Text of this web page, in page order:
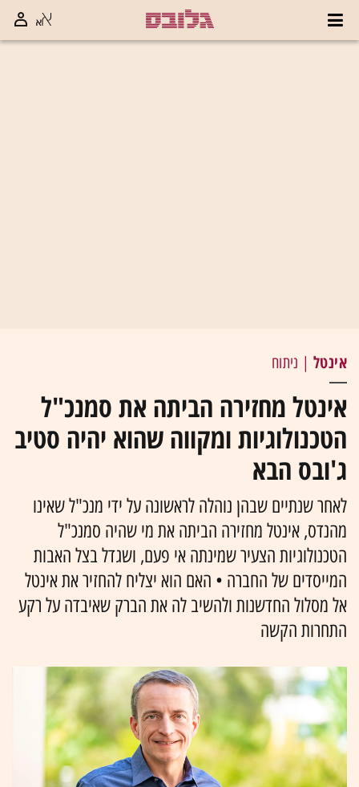
אינטל | ניתוח
אינטל מחזירה הביתה את סמנכ"ל
הטכנולוגיות ומקווה שהוא יהיה סטיב
ג'ובס הבא
לאחר שנתיים שבהן נוהלה לראשונה על ידי מנכ"ל שאינו
מהנדס, אינטל מחזירה הביתה את מי שהיה סמנכ"ל
הטכנולוגיות הצעיר שמינתה אי פעם, ושגדל בצל האבות
המייסדים של החברה • האם הוא יצליח להחזיר את אינטל
אל מסלול החדשנות ולהשיב לה את הברק שאיבדה על רקע
התחרות הקשה